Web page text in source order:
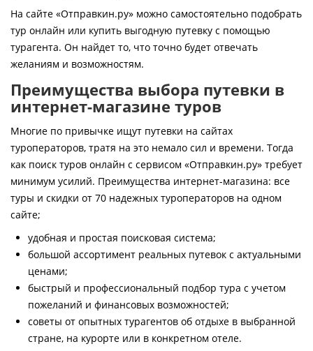
Контакты
На сайте «Отправкин.ру» можно самостоятельно подобрать
тур онлайн или купить выгодную путевку с помощью
турагента. Он найдет то, что точно будет отвечать
желаниям и возможностям.
Преимущества выбора путевки в
интернет-магазине туров
Многие по привычке ищут путевки на сайтах
туроператоров, тратя на это немало сил и времени. Тогда
как поиск туров онлайн с сервисом «Отправкин.ру» требует
минимум усилий. Преимущества интернет-магазина: все
туры и скидки от 70 надежных туроператоров на одном
сайте;
удобная и простая поисковая система;
большой ассортимент реальных путевок с актуальными
ценами;
быстрый и профессиональный подбор тура с учетом
пожеланий и финансовых возможностей;
советы от опытных турагентов об отдыхе в выбранной
стране, на курорте или в конкретном отеле.